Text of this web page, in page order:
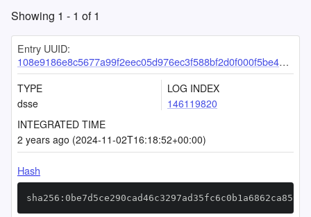
Showing 1 - 1 of1
Entry UUID:
108e9186e8c5677a99f2eec05d976ec3f588bf2d0f000f5be4175b2a1e15899e966a39ceca4e24a7
TYPE
dsse
LOG INDEX
146119820
INTEGRATED TIME
2 years ago (2024-11-02T16:18:52+00:00)
Hash